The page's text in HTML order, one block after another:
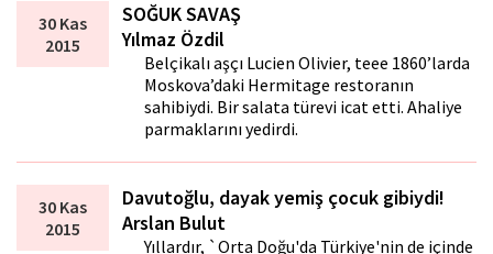
30 Kas
2015
SOĞUK SAVAŞ
Yılmaz Özdil
Belçikalı aşçı Lucien Olivier, teee 1860’larda
Moskova’daki Hermitage restoranın
sahibiydi. Bir salata türevi icat etti. Ahaliye
parmaklarını yedirdi.
30 Kas
2015
Davutoğlu, dayak yemiş çocuk gibiydi!
Arslan Bulut
Yıllardır, `Orta Doğu'da Türkiye'nin de içinde